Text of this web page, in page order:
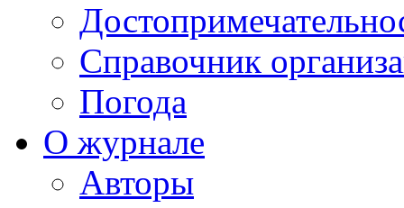
Справочник
Погода
О журнале
Авторы